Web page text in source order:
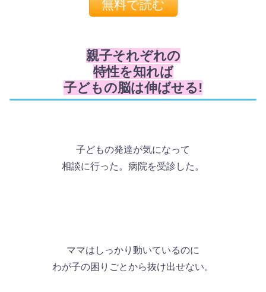
親子それぞれの
特性を知れば
子どもの脳は伸ばせる!
子どもの発達が気になって
相談に行った。病院を受診した。
ママはしっかり動いているのに
わが子の困りごとから抜け出せない。